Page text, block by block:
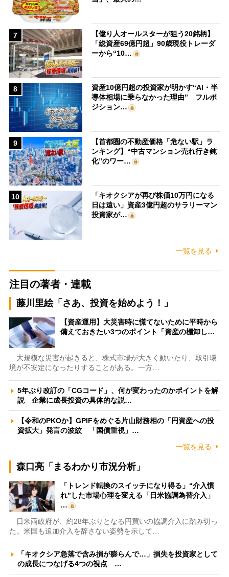
7
【億り人オールスターが狙う20銘柄】
「総資産69億円超」90歳現役トレーダ
ーから“10…
8
資産10億円超の投資家が明かす“AI・半
導体相場に乗らなかった理由” フルポ
ジション…
9
【首都圏の不動産価格「危ない駅」ラ
ンキング】“中古マンション売れ行き鈍
化”のワー…
10
「キオクシアが再び株価10万円になる
日は遠い」資産3億円超のサラリーマン
投資家が…
一覧を見る
注目の著者・連載
藤川里絵「さあ、投資を始めよう！」
【資産運用】大災害時に慌てないために平時から
備えておきたい3つのポイント「資産の棚卸し…
大規模な災害が起きると、株式市場が大きく動いたり、取引環
境が不安定になったりすることがある。一方…
5年ぶり改訂の「CGコード」、何が変わったのかポイントを解
説 企業に成長投資の具体的な説…
【令和のPKOか】GPIFをめぐる片山財務相の「円資産への投
資拡大」発言の波紋 「国債重視」…
一覧を見る
森口亮「まるわかり市況分析」
「トレンド転換のスイッチになり得る」“介入慣
れ”した市場心理を変える「日米協調為替介入」
…
日米両政府が、約28年ぶりとなる円買いの協調介入に踏み切っ
た。米国も追加介入を辞さない姿勢を示して…
「キオクシア急落で含み損が膨らんで…」損失を投資家として
の成長につなげる4つの視点 …